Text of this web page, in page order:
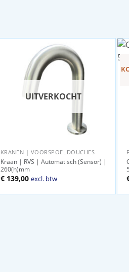
UITVERKOCHT
KRANEN | VOORSPOELDOUCHES
Kraan | RVS | Automatisch (Sensor) |
260(h)mm
€139,00 excl. btw